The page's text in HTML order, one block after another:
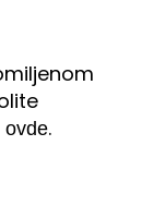
ovde.